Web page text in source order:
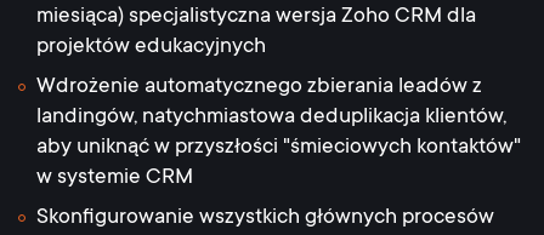
miesiąca) specjalistyczna wersja Zoho CRM dla
projektów edukacyjnych
Wdrożenie automatycznego zbierania leadów z
landingów, natychmiastowa deduplikacja klientów,
aby uniknąć w przyszłości "śmieciowych kontaktów"
w systemie CRM
Skonfigurowanie wszystkich głównych procesów